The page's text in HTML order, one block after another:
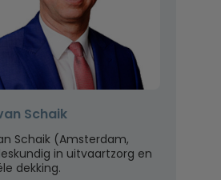
Schaik
Schaik (Amsterdam,
in uitvaartzorg en
dekking.